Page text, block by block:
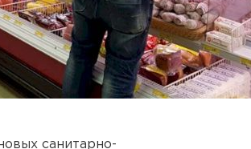
санитарно-